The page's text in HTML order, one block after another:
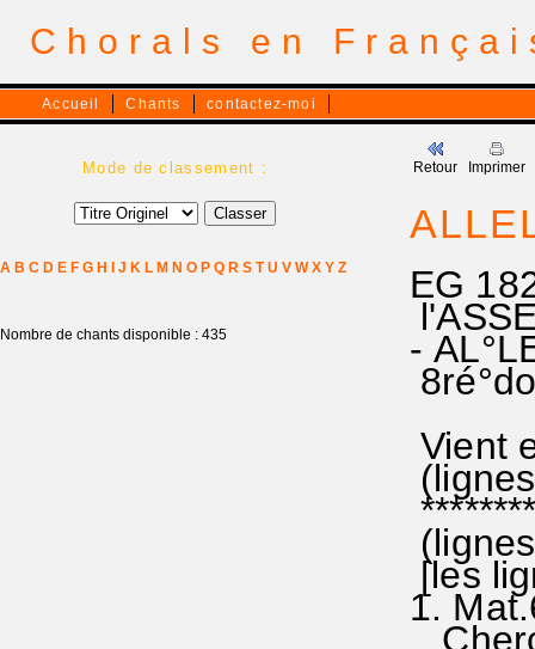
Chorals en
Accueil Chants contactez-moi
Mode de classement :
A B C D E F G H J K L M N O P Q R S T U V W X Y Z
Nombre de chants disponible : 435
Retour Imprimer
EG
-
Vient
[les
1.